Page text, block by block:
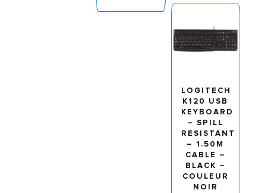
LOGITECH
K120 USB
KEYBOARD
– SPILL
RESISTANT
– 1.50M
CABLE –
BLACK –
COULEUR
NOIR